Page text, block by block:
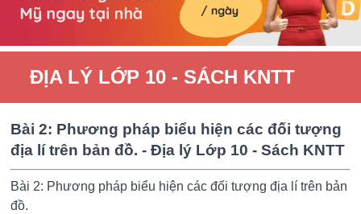
ĐỊA LÝ LỚP 10 - SÁCH KNTT
Bài 2: Phương pháp biểu hiện các đối tượng
địa lí trên bản đồ. - Địa lý Lớp 10 - Sách KNTT
Bài 2: Phương pháp biểu hiện các đối tượng địa lí trên bản
đồ.